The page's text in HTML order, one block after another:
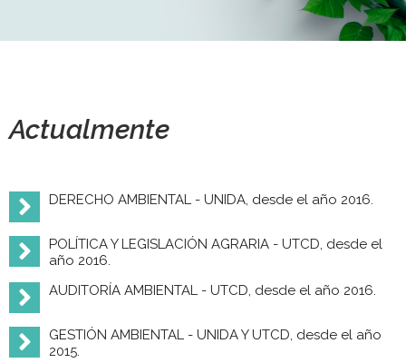
Actualmente
DERECHO AMBIENTAL - UNIDA, desde el año 2016.
POLÍTICA Y LEGISLACIÓN AGRARIA - UTCD, desde el
año 2016.
AUDITORÍA AMBIENTAL - UTCD, desde el año 2016.
GESTIÓN AMBIENTAL - UNIDA Y UTCD, desde el año
2015.